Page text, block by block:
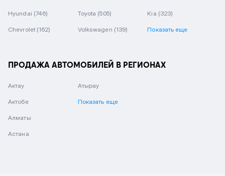
Hyundai (746) Toyota (505) Kia (323)
Chevrolet (162) Volkswagen (139) Показать еще
ПРОДАЖА АВТОМОБИЛЕЙ В РЕГИОНАХ
Актау
Актобе
Алматы
Астана
Атырау
Показать еще